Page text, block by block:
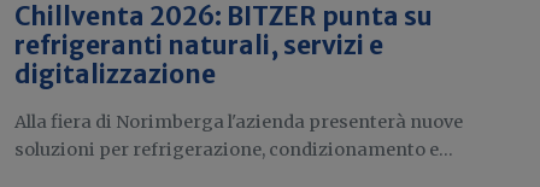
Chillventa 2026: BITZER punta su
refrigeranti naturali, servizi e
digitalizzazione
Alla fiera di Norimberga l'azienda presenterà nuove
soluzioni per refrigerazione, condizionamento e...